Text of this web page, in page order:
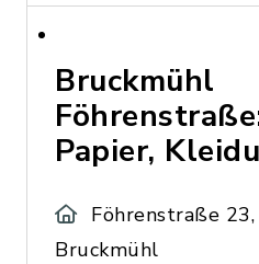
Bruckmühl
Papier,
Föhrenstraße
Bruckmühl